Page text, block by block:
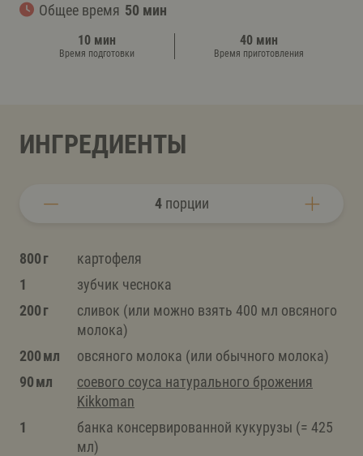
Общее время 50 мин
10 мин
Время подготовки
40 мин
Время приготовления
ИНГРЕДИЕНТЫ
4порции
800 г
картофеля
1
зубчик чеснока
200 г
сливок (или можно взять 400 мл овсяного
молока)
200 мл
овсяного молока (или обычного молока)
90 мл
соевого соуса натурального брожения
Kikkoman
1
банка консервированной кукурузы (= 425
мл)